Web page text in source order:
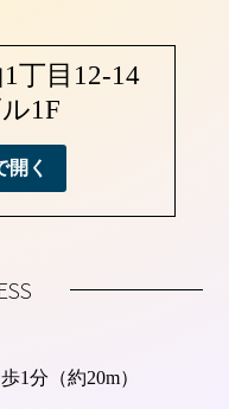
丁目12-14
1F
開く
1分（約20m）